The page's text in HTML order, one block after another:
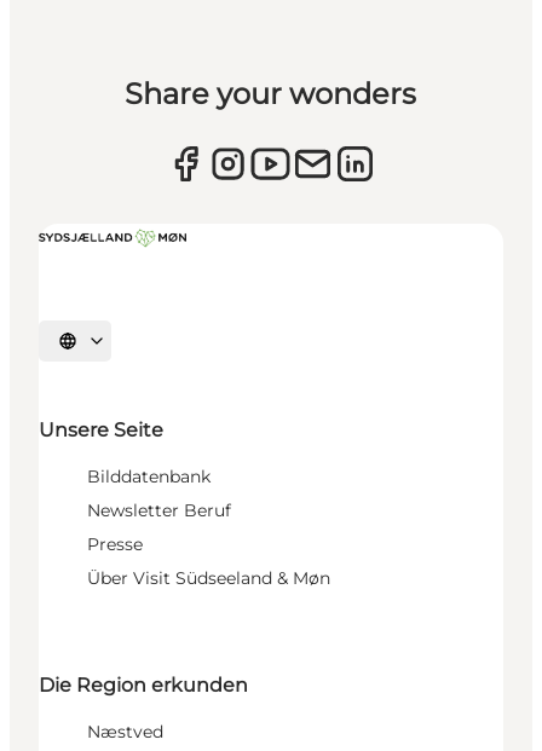
Share your wonders
Sprache auswählen
Unsere Seite
Bilddatenbank
Newsletter Beruf
Presse
Über Visit Südseeland & Møn
Die Region erkunden
Næstved